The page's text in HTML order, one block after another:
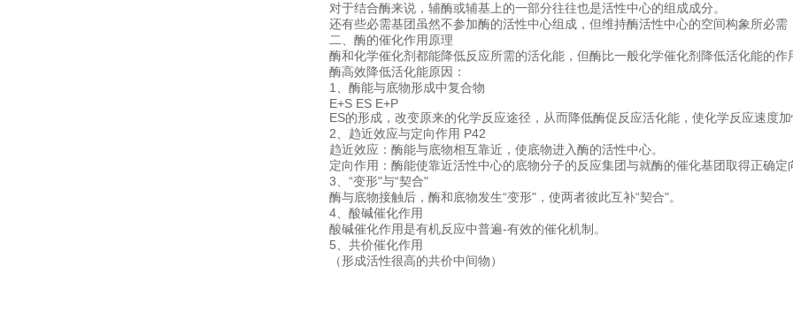
对于结合酶来说，辅酶或辅基上的一部分往往也是活性中心的组成成分。
还有些必需基团虽然不参加酶的活性中心组成，但维持酶活性中心的空间构象所必需
二、酶的催化作用原理
酶和化学催化剂都能降低反应所需的活化能，但酶比一般化学催化剂降低活化能的作
酶高效降低活化能原因：
1、酶能与底物形成中复合物
E+S ES E+P
ES的形成，改变原来的化学反应途径，从而降低酶促反应活化能，使化学反应速度加
2、趋近效应与定向作用 P42
趋近效应：酶能与底物相互靠近，使底物进入酶的活性中心。
定向作用：酶能使靠近活性中心的底物分子的反应集团与就酶的催化基团取得正确定
3、“变形"与“契合"
酶与底物接触后，酶和底物发生“变形"，使两者彼此互补“契合"。
4、酸碱催化作用
酸碱催化作用是有机反应中普遍-有效的催化机制。
5、共价催化作用
（形成活性很高的共价中间物）